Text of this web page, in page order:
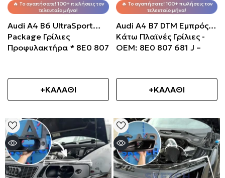
🔥 Το αγαπήσατε! 100+ πωλήσεις τον
τελευταίο μήνα!
Audi A4 B6 UltraSport
Package Γρίλιες
Προφυλακτήρα * 8E0 807
+ΚΑΛΑΘΙ
🔥 Το αγαπήσατε! 100+ πωλήσεις τον
τελευταίο μήνα!
Audi A4 B7 DTM Εμπρός
Κάτω Πλαϊνές Γρίλιες -
OEM: 8E0 807 681 J –
+ΚΑΛΑΘΙ